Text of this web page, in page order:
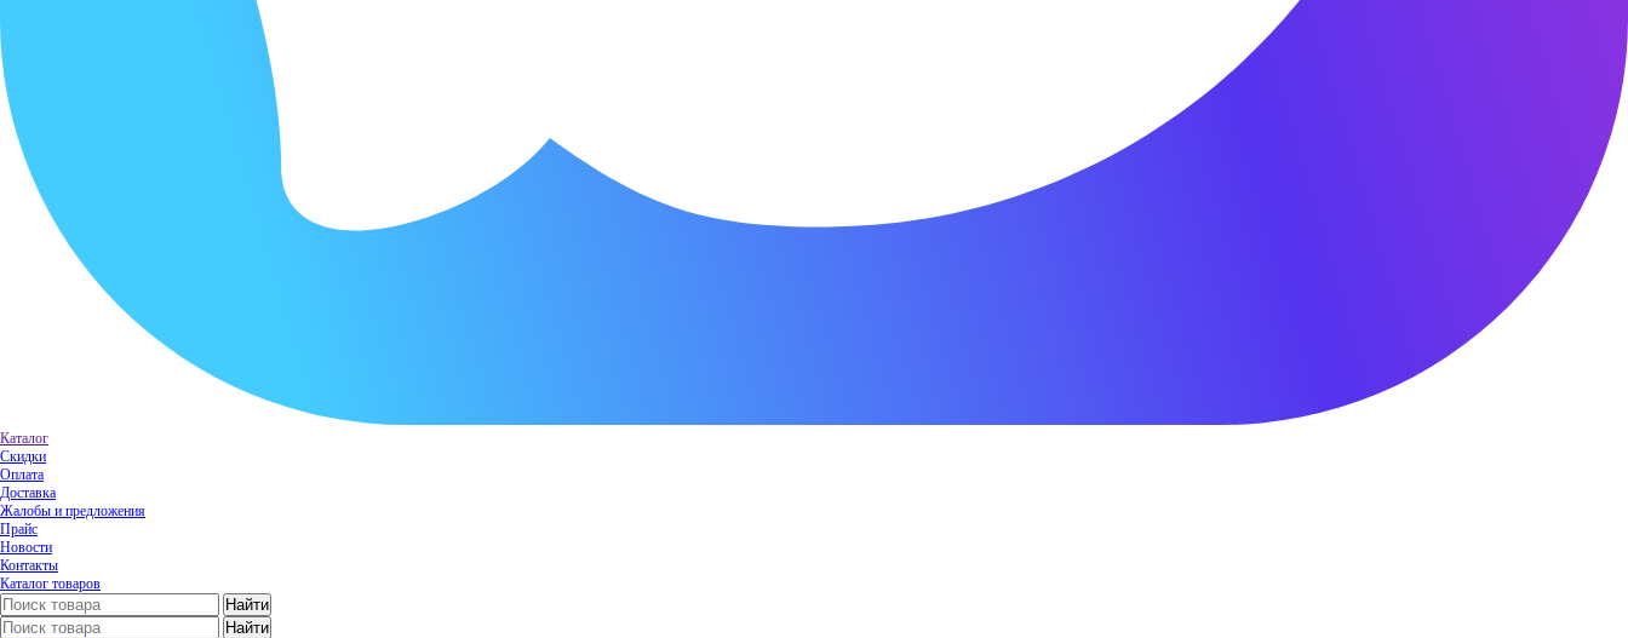
Каталог
Скидки
Оплата
Доставка
Жалобы и предложения
Прайс
Новости
Контакты
Каталог товаров